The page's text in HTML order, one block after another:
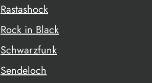
Rastashock
Rock in Black
Schwarzfunk
Sendeloch